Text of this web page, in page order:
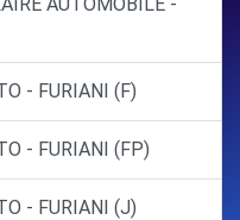
- FURIANI (F)
- FURIANI (FP)
- FURIANI (J)